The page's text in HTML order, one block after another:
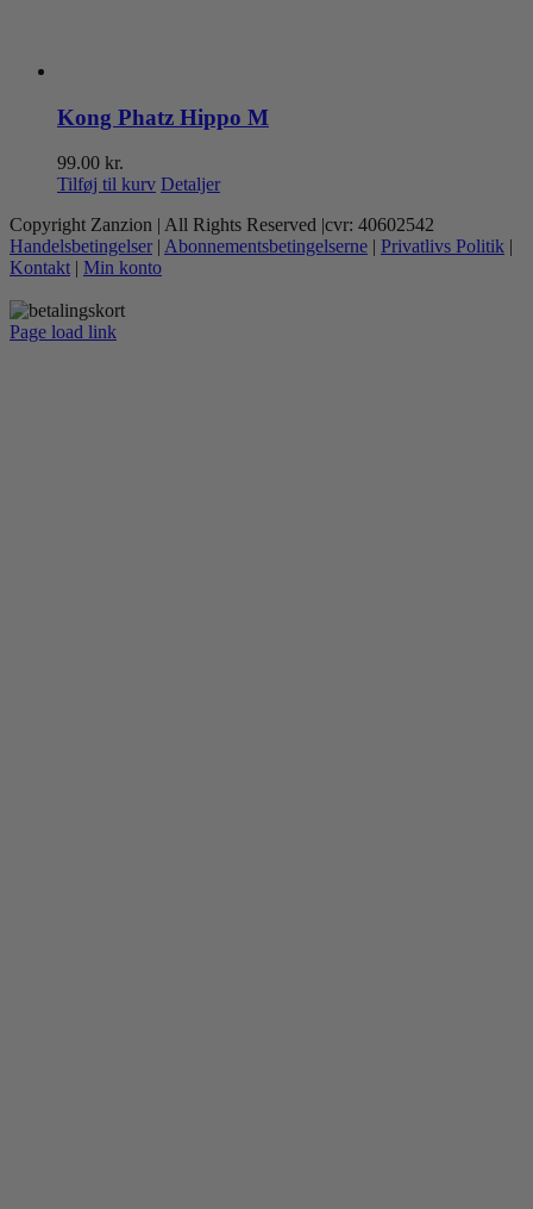
Kong Phatz Hippo M
99.00 kr.
Tilføj til kurv Detaljer
Copyright Zanzion | All Rights Reserved |cvr: 40602542
Handelsbetingelser | Abonnementsbetingelserne | Privatlivs Politik |
Kontakt | Min konto
Page load link